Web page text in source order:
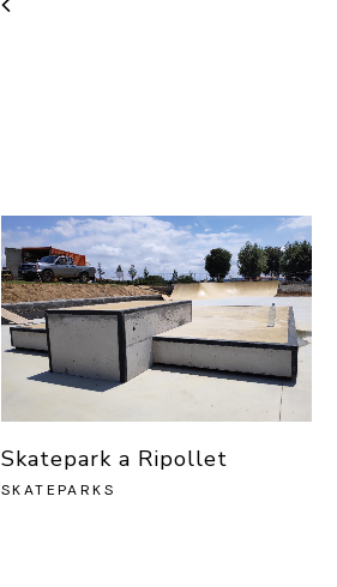
Skatepark a Ripollet
SKATEPARKS